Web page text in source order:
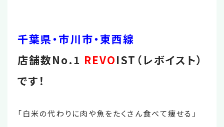
千葉県・市川市・東西線
店舗数No.1 REVOIST（レボイスト）
です！
「白米の代わりに肉や魚をたくさん食べて痩せる」